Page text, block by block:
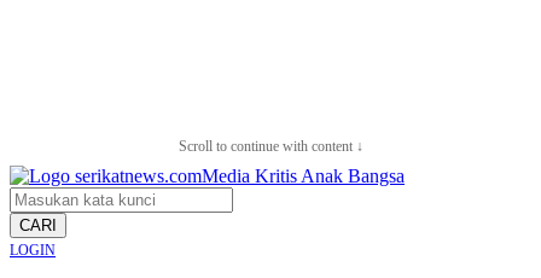
Scroll to continue with content ↓
CARI
LOGIN